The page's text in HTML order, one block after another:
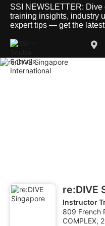
SSI NEWSLETTER: Dive
training insights, industry
expert tips — get the latest
re:DIVE
Instructor
809 French
COMPLEX,